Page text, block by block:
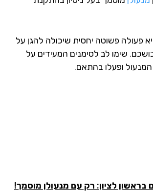
פשוטה יחסית שיכולה להגן על
שימו לב לסימנים המעידים על
ופעלו בהתאם.
לציון: רק עם מנעולן מוסמך!